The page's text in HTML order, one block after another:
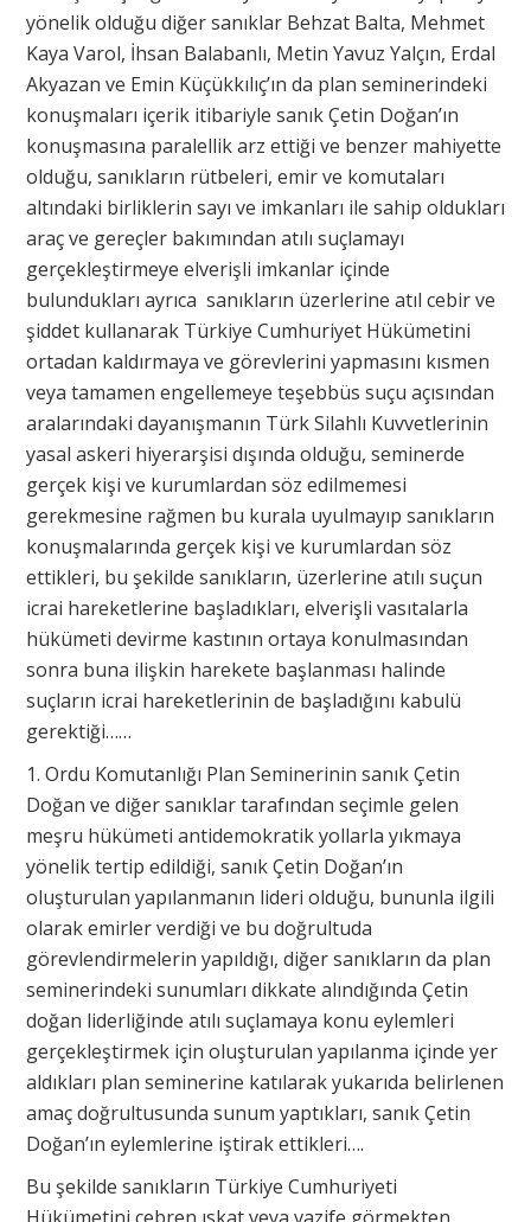
yönelik olduğu diğer sanıklar Behzat Balta, Mehmet
Kaya Varol, İhsan Balabanlı, Metin Yavuz Yalçın, Erdal
Akyazan ve Emin Küçükkılıç’ın da plan seminerindeki
konuşmaları içerik itibariyle sanık Çetin Doğan’ın
konuşmasına paralellik arz ettiği ve benzer mahiyette
olduğu, sanıkların rütbeleri, emir ve komutaları
altındaki birliklerin sayı ve imkanları ile sahip oldukları
araç ve gereçler bakımından atılı suçlamayı
gerçekleştirmeye elverişli imkanlar içinde
bulundukları ayrıca sanıkların üzerlerine atıl cebir ve
şiddet kullanarak Türkiye Cumhuriyet Hükümetini
ortadan kaldırmaya ve görevlerini yapmasını kısmen
veya tamamen engellemeye teşebbüs suçu açısından
aralarındaki dayanışmanın Türk Silahlı Kuvvetlerinin
yasal askeri hiyerarşisi dışında olduğu, seminerde
gerçek kişi ve kurumlardan söz edilmemesi
gerekmesine rağmen bu kurala uyulmayıp sanıkların
konuşmalarında gerçek kişi ve kurumlardan söz
ettikleri, bu şekilde sanıkların, üzerlerine atılı suçun
icrai hareketlerine başladıkları, elverişli vasıtalarla
hükümeti devirme kastının ortaya konulmasından
sonra buna ilişkin harekete başlanması halinde
suçların icrai hareketlerinin de başladığını kabulü
gerektiği……
1. Ordu Komutanlığı Plan Seminerinin sanık Çetin
Doğan ve diğer sanıklar tarafından seçimle gelen
meşru hükümeti antidemokratik yollarla yıkmaya
yönelik tertip edildiği, sanık Çetin Doğan’ın
oluşturulan yapılanmanın lideri olduğu, bununla ilgili
olarak emirler verdiği ve bu doğrultuda
görevlendirmelerin yapıldığı, diğer sanıkların da plan
seminerindeki sunumları dikkate alındığında Çetin
doğan liderliğinde atılı suçlamaya konu eylemleri
gerçekleştirmek için oluşturulan yapılanma içinde yer
aldıkları plan seminerine katılarak yukarıda belirlenen
amaç doğrultusunda sunum yaptıkları, sanık Çetin
Doğan’ın eylemlerine iştirak ettikleri….
Bu şekilde sanıkların Türkiye Cumhuriyeti